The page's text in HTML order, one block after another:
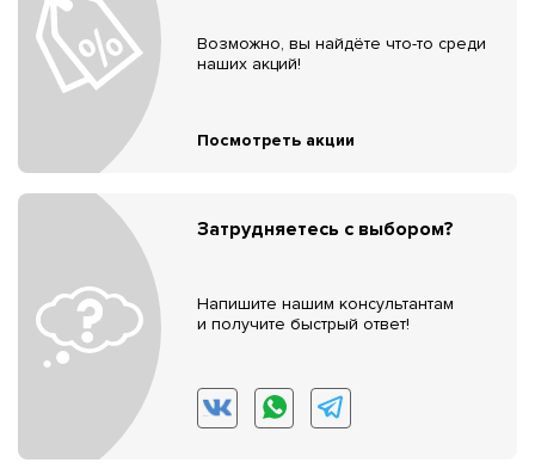
Возможно, вы найдёте что-то среди
наших акций!
Посмотреть акции
Затрудняетесь с выбором?
Напишите нашим консультантам
и получите быстрый ответ!